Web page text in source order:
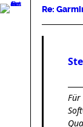
Re:
Für